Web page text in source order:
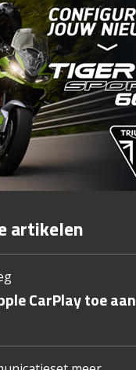
artikelen
CarPlay toe